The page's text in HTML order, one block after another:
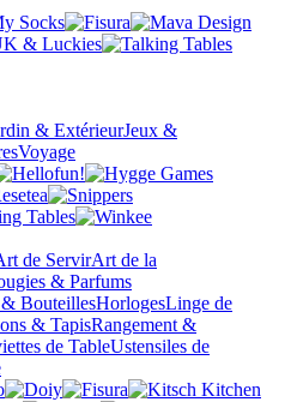
& ExtérieurJeux &
Voyage
de ServirArt de la
& Parfums
BouteillesHorlogesLinge de
& TapisRangement &
de TableUstensiles de